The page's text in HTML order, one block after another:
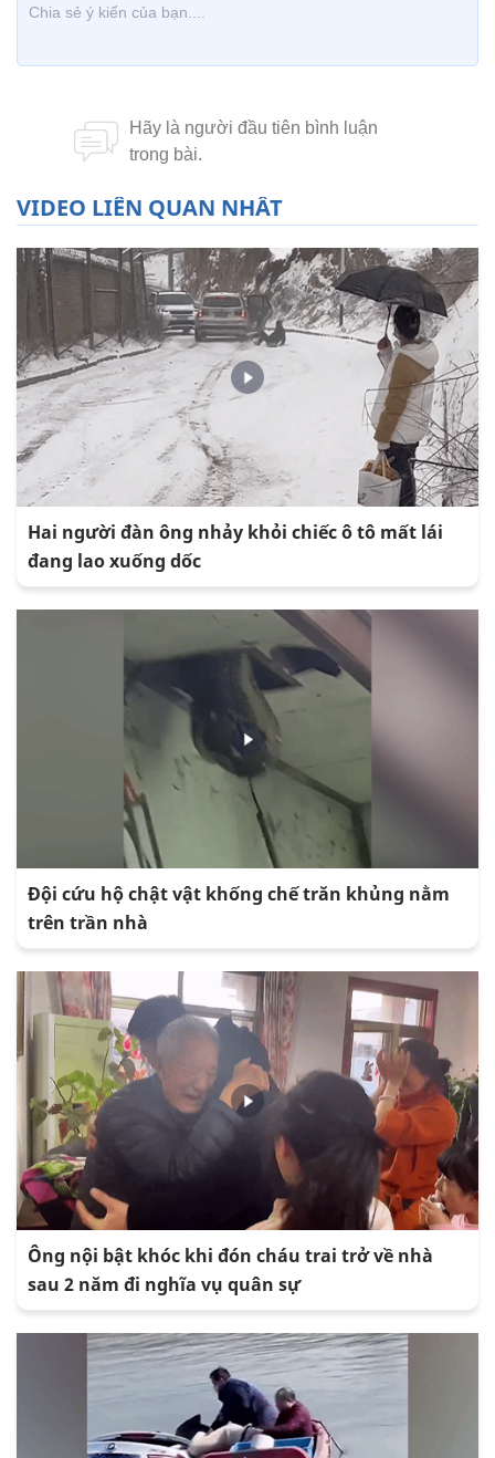
VIDEO LIÊN QUAN NHẤT
Hai người đàn ông nhảy khỏi chiếc ô tô mất lái
đang lao xuống dốc
Đội cứu hộ chật vật khống chế trăn khủng nằm
trên trần nhà
Ông nội bật khóc khi đón cháu trai trở về nhà
sau 2 năm đi nghĩa vụ quân sự